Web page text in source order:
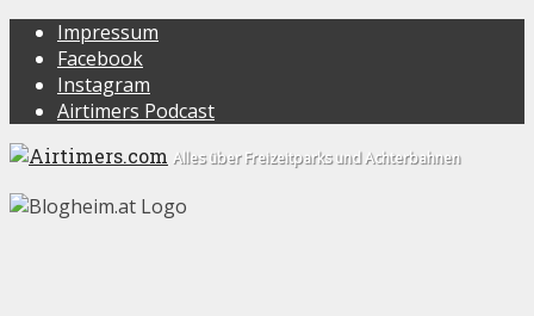
Impressum
Facebook
Instagram
Airtimers Podcast
Alles über Freizeitparks und Achterbahnen